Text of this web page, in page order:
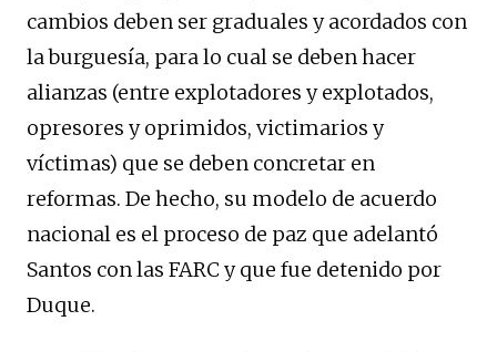
cambios deben ser graduales y acordados con
la burguesía, para lo cual se deben hacer
alianzas (entre explotadores y explotados,
opresores y oprimidos, victimarios y
víctimas) que se deben concretar en
reformas. De hecho, su modelo de acuerdo
nacional es el proceso de paz que adelantó
Santos con las FARC y que fue detenido por
Duque.